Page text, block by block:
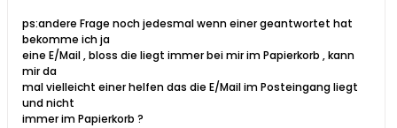
ps:andere Frage noch jedesmal wenn einer geantwortet hat
bekomme ich ja
eine E/Mail , bloss die liegt immer bei mir im Papierkorb , kann
mir da
mal vielleicht einer helfen das die E/Mail im Posteingang liegt
und nicht
immer im Papierkorb ?